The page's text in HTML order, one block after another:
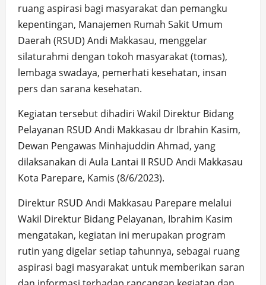
ruang aspirasi bagi masyarakat dan pemangku
kepentingan, Manajemen Rumah Sakit Umum
Daerah (RSUD) Andi Makkasau, menggelar
silaturahmi dengan tokoh masyarakat (tomas),
lembaga swadaya, pemerhati kesehatan, insan
pers dan sarana kesehatan.
Kegiatan tersebut dihadiri Wakil Direktur Bidang
Pelayanan RSUD Andi Makkasau dr Ibrahin Kasim,
Dewan Pengawas Minhajuddin Ahmad, yang
dilaksanakan di Aula Lantai II RSUD Andi Makkasau
Kota Parepare, Kamis (8/6/2023).
Direktur RSUD Andi Makkasau Parepare melalui
Wakil Direktur Bidang Pelayanan, Ibrahim Kasim
mengatakan, kegiatan ini merupakan program
rutin yang digelar setiap tahunnya, sebagai ruang
aspirasi bagi masyarakat untuk memberikan saran